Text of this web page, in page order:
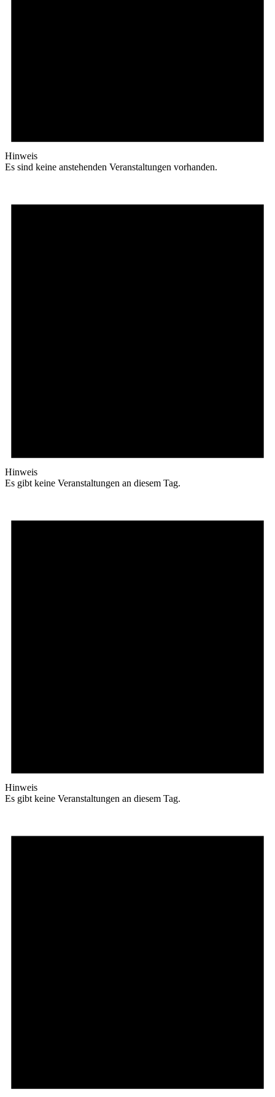
Hinweis
Es sind keine anstehenden Veranstaltungen vorhanden.
Hinweis
Es gibt keine Veranstaltungen an diesem Tag.
Hinweis
Es gibt keine Veranstaltungen an diesem Tag.